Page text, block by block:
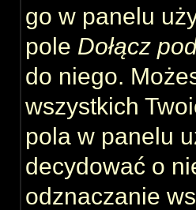
go w panelu
pole Dołącz
do niego.
wszystkich
pola w panelu
decydować o
odznaczanie